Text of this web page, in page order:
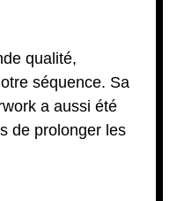
qualité,
séquence. Sa
a aussi été
de prolonger les